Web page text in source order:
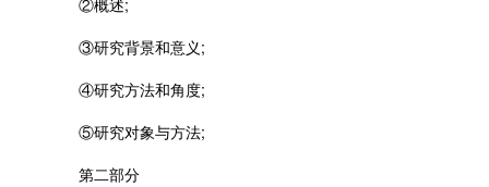
②概述;
③研究背景和意义;
④研究方法和角度;
⑤研究对象与方法;
第二部分